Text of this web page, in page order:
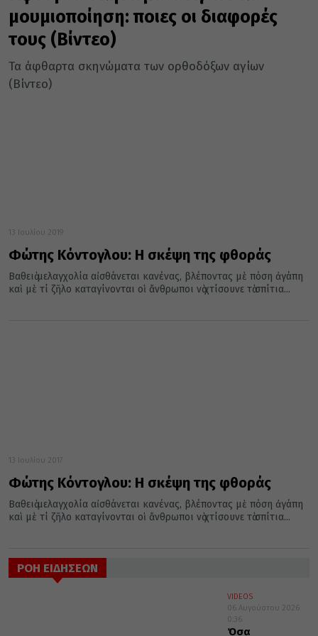
μουμιοποίηση: ποιες οι διαφορές
τους (Βίντεο)
Τα άφθαρτα σκηνώματα των ορθοδόξων αγίων
(Βίντεο)
13 Ιουλίου 2019
Φώτης Κόντογλου: Η σκέψη της φθοράς
Βαθειὰ μελαγχολία αἰσθάνεται κανένας, βλέποντας μὲ πόση ἀγάπη
καὶ μὲ τί ζῆλο καταγίνονται οἱ ἄνθρωποι νὰ χτίσουνε τὰ σπίτια...
13 Ιουλίου 2017
Φώτης Κόντογλου: Η σκέψη της φθοράς
Βαθειὰ μελαγχολία αἰσθάνεται κανένας, βλέποντας μὲ πόση ἀγάπη
καὶ μὲ τί ζῆλο καταγίνονται οἱ ἄνθρωποι νὰ χτίσουνε τὰ σπίτια...
ΡΟΗ ΕΙΔΗΣΕΩΝ
VIDEOS
06 Αυγούστου 2026
0:36
Όσα